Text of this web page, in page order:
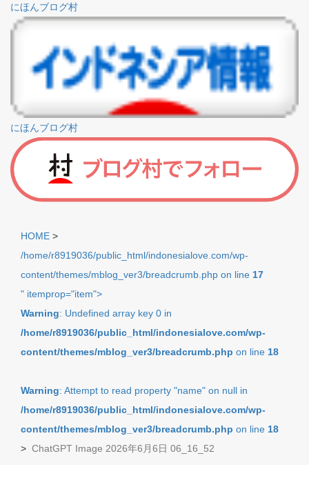
にほんブログ村
にほんブログ村
HOME >
/home/r8919036/public_html/indonesialove.com/wp-
content/themes/mblog_ver3/breadcrumb.php on line 17
" itemprop="item">
Warning: Undefined array key 0 in
/home/r8919036/public_html/indonesialove.com/wp-
content/themes/mblog_ver3/breadcrumb.php on line 18
Warning: Attempt to read property "name" on null in
/home/r8919036/public_html/indonesialove.com/wp-
content/themes/mblog_ver3/breadcrumb.php on line 18
> ChatGPT Image 2026年6月6日 06_16_52